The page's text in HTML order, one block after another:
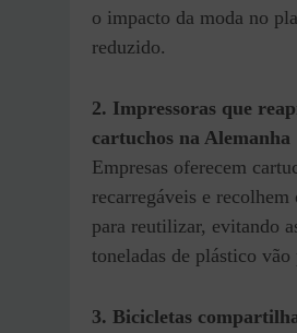
o impacto da moda no
reduzido.
2. Impressoras que
cartuchos na Alemanha
Empresas oferecem
recarregáveis e recolhem
para reutilizar, evitando
toneladas de plástico
3. Bicicletas